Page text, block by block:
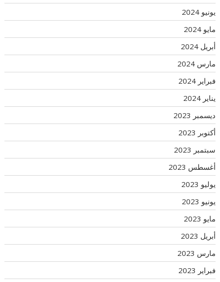
يونيو 2024
مايو 2024
أبريل 2024
مارس 2024
فبراير 2024
يناير 2024
ديسمبر 2023
أكتوبر 2023
سبتمبر 2023
أغسطس 2023
يوليو 2023
يونيو 2023
مايو 2023
أبريل 2023
مارس 2023
فبراير 2023